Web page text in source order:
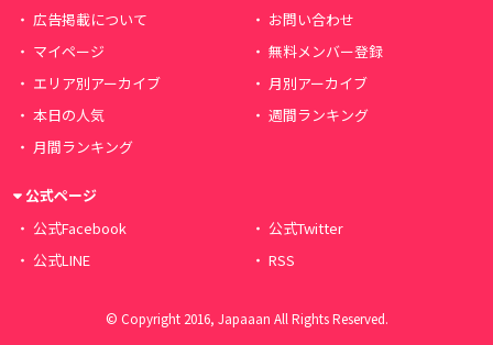
広告掲載について
お問い合わせ
マイページ
無料メンバー登録
エリア別アーカイブ
月別アーカイブ
本日の人気
週間ランキング
月間ランキング
公式ページ
公式Facebook
公式Twitter
公式LINE
RSS
© Copyright 2016, Japaaan All Rights Reserved.